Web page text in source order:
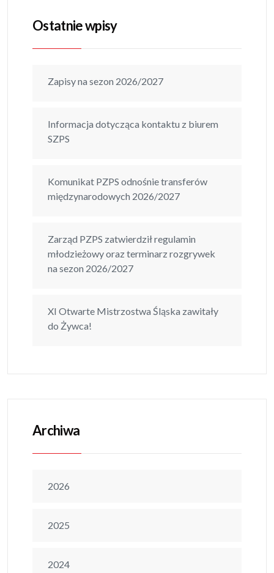
Ostatnie wpisy
Zapisy na sezon 2026/2027
Informacja dotycząca kontaktu z biurem
SZPS
Komunikat PZPS odnośnie transferów
międzynarodowych 2026/2027
Zarząd PZPS zatwierdził regulamin
młodzieżowy oraz terminarz rozgrywek
na sezon 2026/2027
XI Otwarte Mistrzostwa Śląska zawitały
do Żywca!
Archiwa
2026
2025
2024